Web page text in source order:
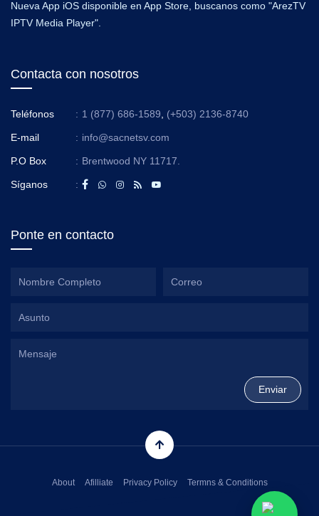
Nueva App iOS disponible en App Store, buscanos como "ArezTV
IPTV Media Player".
Contacta con nosotros
Teléfonos : 1 (877) 686-1589 (+503) 2136-8740
E-mail : info@sacnetsv.com
P.O Box : Brentwood NY 11717.
Síganos :
Ponte en contacto
About Afilliate Privacy Policy Termns & Conditions